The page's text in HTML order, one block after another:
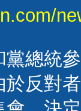
黨總統
於反對